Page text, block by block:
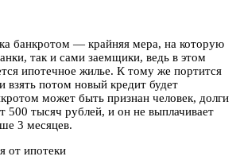
банкротом — крайняя мера, на которую
так и сами заемщики, ведь в этом
ипотечное жилье. К тому же портится
взять потом новый кредит будет
может быть признан человек, долги
500 тысяч рублей, и он не выплачивает
3 месяцев.
от ипотеки